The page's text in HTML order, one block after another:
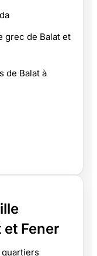
grec de Balat et
de Balat à
Fener
quartiers